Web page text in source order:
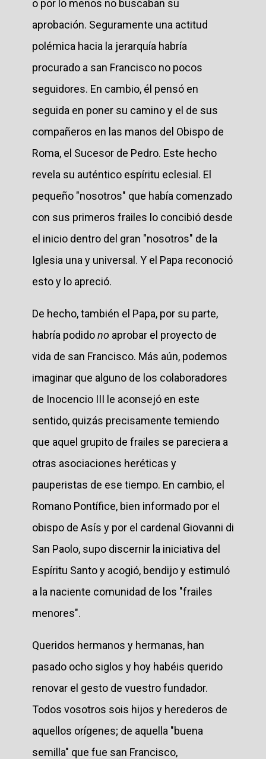
o por lo menos no buscaban su
aprobación. Seguramente una actitud
polémica hacia la jerarquía habría
procurado a san Francisco no pocos
seguidores. En cambio, él pensó en
seguida en poner su camino y el de sus
compañeros en las manos del Obispo de
Roma, el Sucesor de Pedro. Este hecho
revela su auténtico espíritu eclesial. El
pequeño "nosotros" que había comenzado
con sus primeros frailes lo concibió desde
el inicio dentro del gran "nosotros" de la
Iglesia una y universal. Y el Papa reconoció
esto y lo apreció.
De hecho, también el Papa, por su parte,
habría podidono aprobar el proyecto de
vida de san Francisco. Más aún, podemos
imaginar que alguno de los colaboradores
de Inocencio III le aconsejó en este
sentido, quizás precisamente temiendo
que aquel grupito de frailes se pareciera a
otras asociaciones heréticas y
pauperistas de ese tiempo. En cambio, el
Romano Pontífice, bien informado por el
obispo de Asís y por el cardenal Giovanni di
San Paolo, supo discernir la iniciativa del
Espíritu Santo y acogió, bendijo y estimuló
a la naciente comunidad de los "frailes
menores".
Queridos hermanos y hermanas, han
pasado ocho siglos y hoy habéis querido
renovar el gesto de vuestro fundador.
Todos vosotros sois hijos y herederos de
aquellos orígenes; de aquella "buena
semilla" que fue san Francisco,